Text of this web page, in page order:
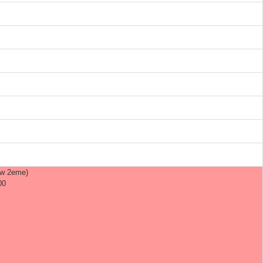
2eme)